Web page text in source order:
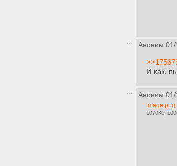
Аноним 01/
И как,
Аноним 01/
image.png
1070Кб,